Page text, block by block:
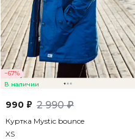
−67%
В наличии
990 ₽ 2 990 ₽
Куртка Mystic bounce
XS